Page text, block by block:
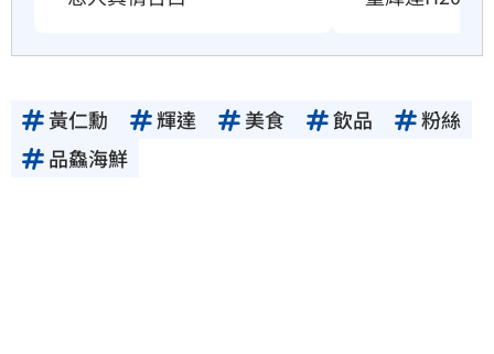
黃仁勳 輝達 美食 飲品
粉絲
品鱻海鮮